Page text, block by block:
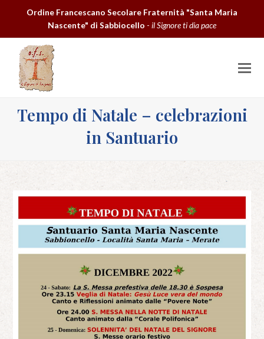
Ordine Francescano Secolare Fraternità "Santa Maria
Nascente" di Sabbiocello - il Signore ti dia pace
Tempo di Natale – celebrazioni
in Santuario